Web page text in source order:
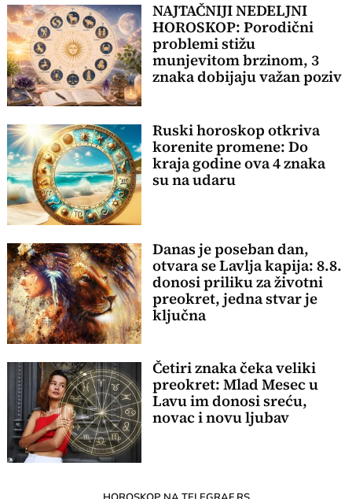
NAJTAČNIJI NEDELJNI
HOROSKOP: Porodični
problemi stižu
munjevitom brzinom, 3
znaka dobijaju važan poziv
Ruski horoskop otkriva
korenite promene: Do
kraja godine ova 4 znaka
su na udaru
Danas je poseban dan,
otvara se Lavlja kapija: 8.8.
donosi priliku za životni
preokret, jedna stvar je
ključna
Četiri znaka čeka veliki
preokret: Mlad Mesec u
Lavu im donosi sreću,
novac i novu ljubav